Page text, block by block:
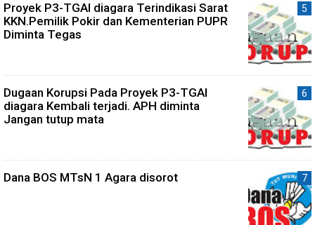
Proyek P3-TGAI diagara Terindikasi Sarat
KKN.Pemilik Pokir dan Kementerian PUPR
Diminta Tegas
Dugaan Korupsi Pada Proyek P3-TGAI
diagara Kembali terjadi. APH diminta
Jangan tutup mata
Dana BOS MTsN 1 Agara disorot